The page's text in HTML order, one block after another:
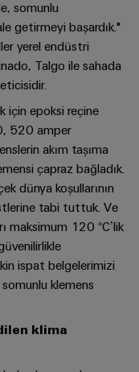
somunlu
getirmeyi başardık."
yerel endüstri
Talgo ile sahada
için epoksi reçine
520 amper
akım taşıma
çapraz bağladık.
dünya koşullarının
tabi tuttuk. Ve
maksimum 120 °C’lik
ispat belgelerimizi
klemens
klima